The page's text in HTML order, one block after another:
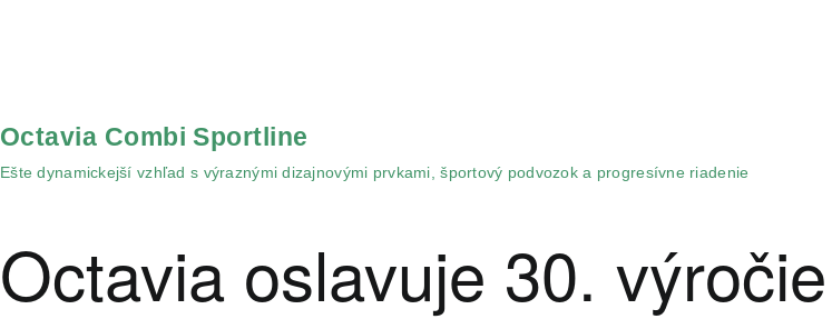
Octavia Combi Sportline
Ešte dynamickejší vzhľad s výraznými dizajnovými prvkami, športový podvozok a progresívne riadenie
Octavia oslavuje 30. ‎výročie